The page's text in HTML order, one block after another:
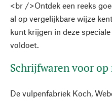
<br />Ontdek een reeks
al op vergelijkbare wijze
kunt krijgen in deze
voldoet.
Schrijfwaren voor
De vulpenfabriek Koch,